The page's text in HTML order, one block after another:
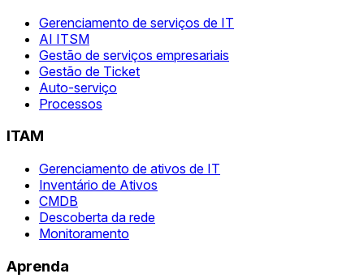
Gerenciamento de serviços de IT
AI ITSM
Gestão de serviços empresariais
Gestão de Ticket
Auto-serviço
Processos
ITAM
Gerenciamento de ativos de IT
Inventário de Ativos
CMDB
Descoberta da rede
Monitoramento
Aprenda